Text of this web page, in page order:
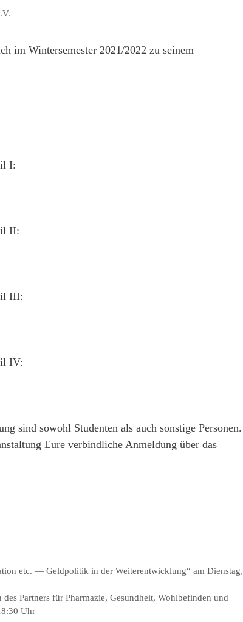
im Wintersemester 2021/2022 zu seinem
I:
II:
III:
IV:
sind sowohl Studenten als auch sonstige Personen.
Eure verbindliche Anmeldung über das
etc. — Geldpolitik in der Weiterentwicklung“ am Dienstag,
Partners für Pharmazie, Gesundheit, Wohlbefinden und
Uhr